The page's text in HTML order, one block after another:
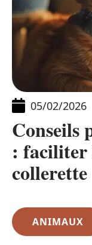
05/02/2026
Conseils
: faciliter
collerette
ANIMAUX